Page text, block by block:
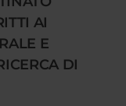
AI
E
DI